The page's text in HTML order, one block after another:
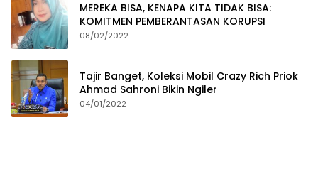
MEREKA BISA, KENAPA KITA TIDAK BISA:
KOMITMEN PEMBERANTASAN KORUPSI
08/02/2022
Tajir Banget, Koleksi Mobil Crazy Rich Priok
Ahmad Sahroni Bikin Ngiler
04/01/2022